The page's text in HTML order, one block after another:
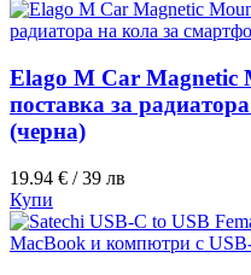
Elago M Car Magnetic
поставка за
(черна)
19.94 € / 39 лв
Купи